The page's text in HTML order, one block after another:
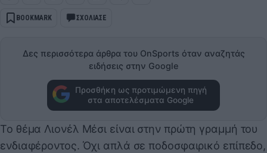
BOOKMARK ΣΧΟΛΙΑΣΕ
Δες περισσότερα άρθρα του OnSports όταν αναζητάς
ειδήσεις στην Google
Προσθήκη ως προτιμώμενη πηγή
στα αποτελέσματα Google
Το θέμα Λιονέλ Μέσι είναι στην πρώτη γραμμή του
ενδιαφέροντος. Όχι απλά σε ποδοσφαιρικό επίπεδο,